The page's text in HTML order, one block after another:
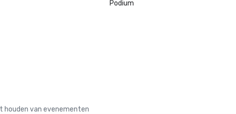
Podium
houden van evenementen